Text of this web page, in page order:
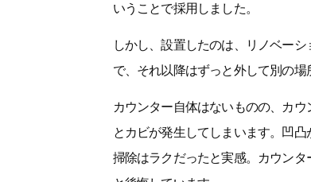
いうことで採用しました。
しかし、設置したのは、リノベー
で、それ以降はずっと外して別の場
カウンター自体はないものの、カ
とカビが発生してしまいます。凹
掃除はラクだったと実感。カウンタ